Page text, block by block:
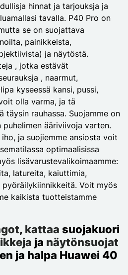
hinnat ja tarjouksja ja
tavalla. P40 Pro on
se on suojattava
painikkeista,
ja näytöstä.
, jotka estävät
, naarmut,
kyseessä kansi, pussi,
olla varma, ja tä
täysin rauhassa. Suojamme on
puhelimen ääriviivoja varten.
ja suojiemme ansiosta voit
optimaalisissa
lisävarustevalikoimaamme:
latureita, kaiuttimia,
Voit myös
kaikista tuotteistamme
, kattaa suojakuori
ja näytönsuojat
ja halpa Huawei 40